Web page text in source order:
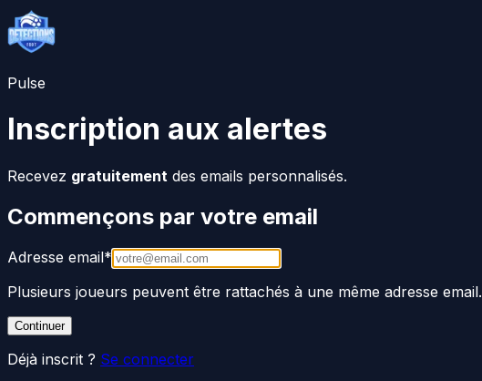
Pulse
Inscription aux alertes
Recevez gratuitement des emails personnalisés.
Commençons par votre email
Adresse email*
Plusieurs joueurs peuvent être rattachés à une même adresse email.
Continuer
Déjà inscrit ? Se connecter